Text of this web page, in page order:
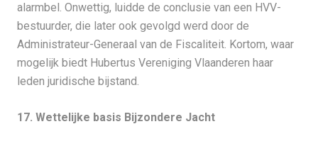
alarmbel. Onwettig, luidde de conclusie van een HVV-
bestuurder, die later ook gevolgd werd door de
Administrateur-Generaal van de Fiscaliteit. Kortom, waar
mogelijk biedt Hubertus Vereniging Vlaanderen haar
leden juridische bijstand.
17. Wettelijke basis Bijzondere Jacht